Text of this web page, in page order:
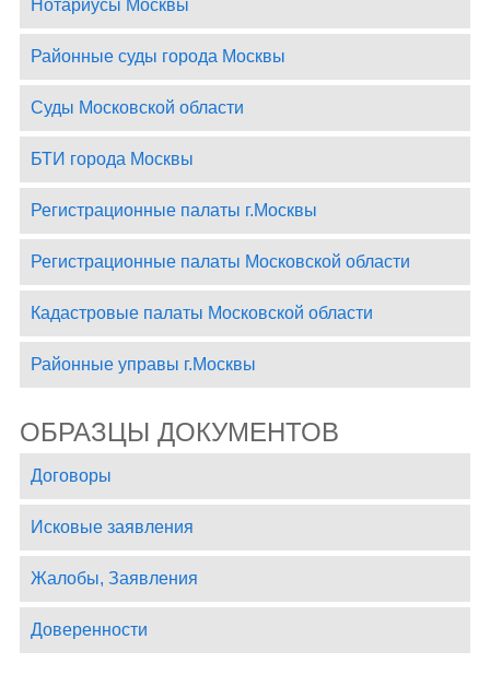
Нотариусы Москвы
Районные суды города Москвы
Суды Московской области
БТИ города Москвы
Регистрационные палаты г.Москвы
Регистрационные палаты Московской области
Кадастровые палаты Московской области
Районные управы г.Москвы
ОБРАЗЦЫ ДОКУМЕНТОВ
Договоры
Исковые заявления
Жалобы, Заявления
Доверенности